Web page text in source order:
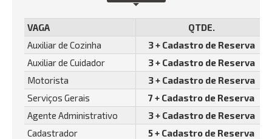
VAGA
QTDE.
Auxiliar de Cozinha
3 + Cadastro de Reserva
Auxiliar de Cuidador
3 + Cadastro de Reserva
Motorista
3 + Cadastro de Reserva
Serviços Gerais
7 + Cadastro de Reserva
Agente Administrativo
3 + Cadastro de Reserva
Cadastrador
5 + Cadastro de Reserva